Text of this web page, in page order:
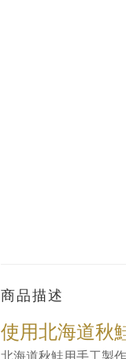
商品描述
使用北海道秋